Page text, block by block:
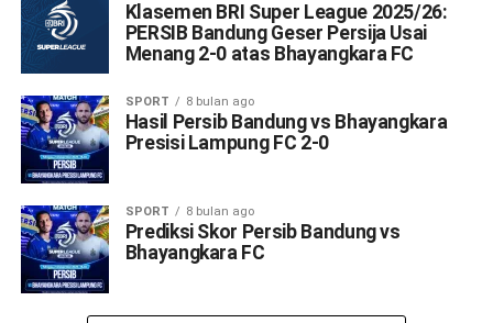
Klasemen BRI Super League 2025/26:
PERSIB Bandung Geser Persija Usai
Menang 2-0 atas Bhayangkara FC
SPORT 8 bulan ago
Hasil Persib Bandung vs Bhayangkara
Presisi Lampung FC 2-0
SPORT 8 bulan ago
Prediksi Skor Persib Bandung vs
Bhayangkara FC